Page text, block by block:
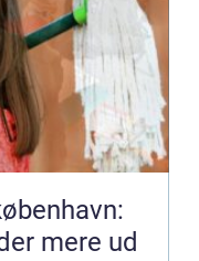
mere ud